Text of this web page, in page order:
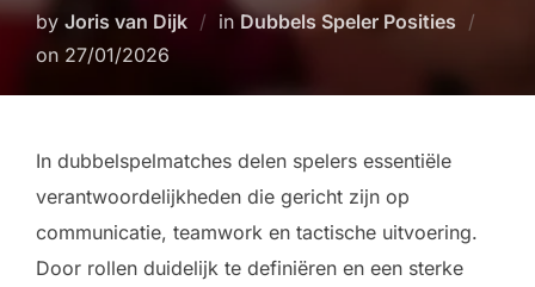
by Joris van Dijk in Dubbels Speler Posities
on Posted
27/01/2026
In dubbelspelmatches delen spelers essentiële
verantwoordelijkheden die gericht zijn op
communicatie, teamwork en tactische uitvoering.
Door rollen duidelijk te definiëren en een sterke